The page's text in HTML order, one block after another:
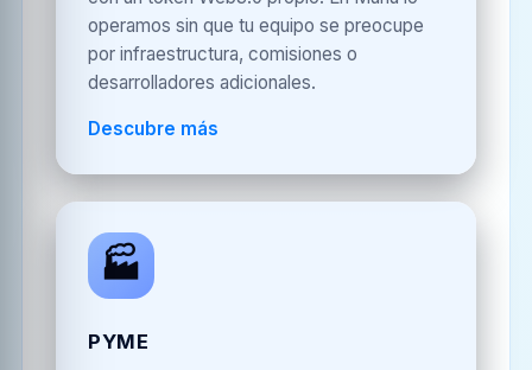
operamos sin que tu equipo se preocupe
por infraestructura, comisiones o
desarrolladores adicionales.
Descubre más
🏭
PYME